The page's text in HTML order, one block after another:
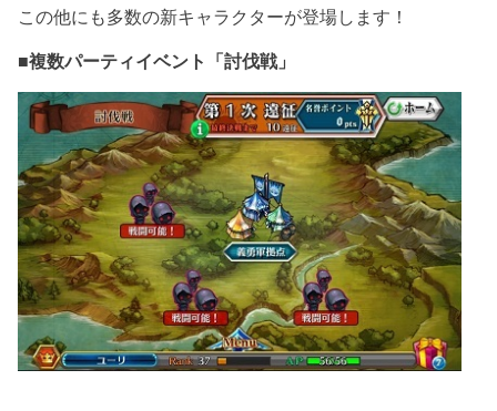
この他にも多数の新キャラクターが登場します！
■複数パーティイベント「討伐戦」